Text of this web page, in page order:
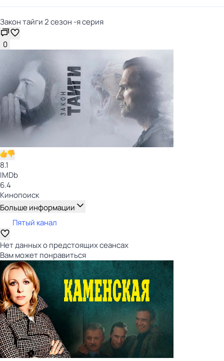
Закон тайги 2 сезон -я серия
0
8.1
IMDb
6.4
Кинопоиск
Больше информации
Пятый канал
Нет данных о предстоящих сеансах
Вам может понравиться